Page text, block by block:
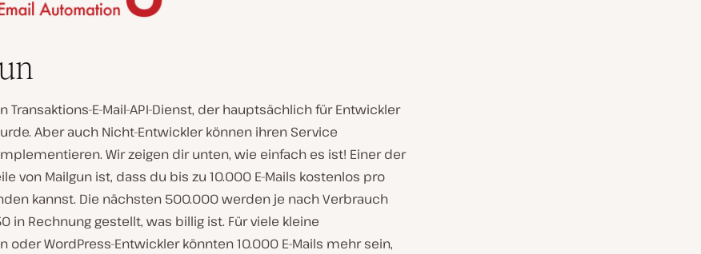
Transaktions-E-Mail-API-Dienst, der hauptsächlich für Entwickler
Aber auch Nicht-Entwickler können ihren Service
Wir zeigen dir unten, wie einfach es ist! Einer der
von Mailgun ist, dass du bis zu 10.000 E-Mails kostenlos pro
kannst. Die nächsten 500.000 werden je nach Verbrauch
in Rechnung gestellt, was billig ist. Für viele kleine
oder WordPress-Entwickler könnten 10.000 E-Mails mehr sein,